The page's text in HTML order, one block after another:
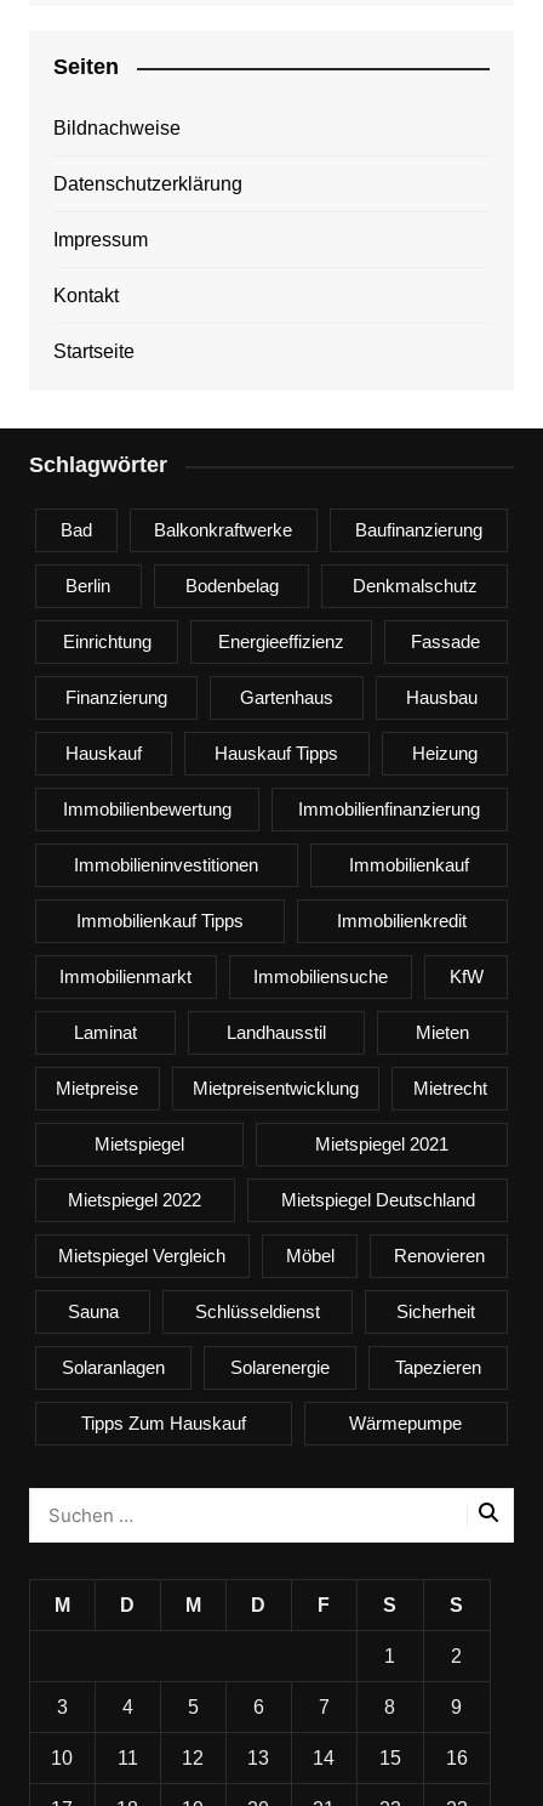
Seiten
Bildnachweise
Datenschutzerklärung
Impressum
Kontakt
Startseite
Schlagwörter
Bad Balkonkraftwerke Baufinanzierung
Berlin Bodenbelag Denkmalschutz
Einrichtung Energieeffizienz Fassade
Finanzierung Gartenhaus Hausbau
Hauskauf Hauskauf Tipps Heizung
Immobilienbewertung Immobilienfinanzierung
Immobilieninvestitionen Immobilienkauf
Immobilienkauf Tipps Immobilienkredit
Immobilienmarkt Immobiliensuche KfW
Laminat Landhausstil Mieten
Mietpreise Mietpreisentwicklung Mietrecht
Mietspiegel Mietspiegel 2021
Mietspiegel 2022 Mietspiegel Deutschland
Mietspiegel Vergleich Möbel Renovieren
Sauna Schlüsseldienst Sicherheit
Solaranlagen Solarenergie Tapezieren
Tipps Zum Hauskauf Wärmepumpe
M D M D F S S
1 2
3 4 5 6 7 8 9
10 11 12 13 14 15 16